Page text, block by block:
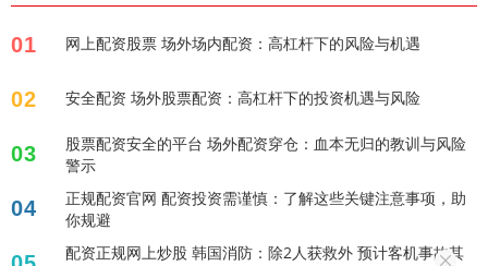
01 网上配资股票 场外场内配资：高杠杆下的风险与机遇
02 安全配资 场外股票配资：高杠杆下的投资机遇与风险
03
股票配资安全的平台 场外配资穿仓：血本无归的教训与风险
警示
04
正规配资官网 配资投资需谨慎：了解这些关键注意事项，助
你规避
配资正规网上炒股 韩国消防：除2人获救外 预计客机事故其